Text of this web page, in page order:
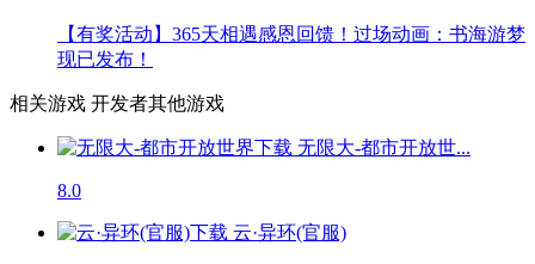
【有奖活动】365天相遇感恩回馈！过场动画：书海游梦
现已发布！
相关游戏 开发者其他游戏
无限大-都市开放世...
8.0
云·异环(官服)